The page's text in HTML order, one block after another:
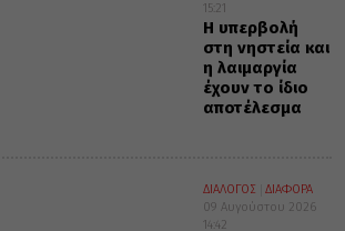
15:21
Η υπερβολή
στη νηστεία και
η λαιμαργία
έχουν το ίδιο
αποτέλεσμα
ΔΙΑΛΟΓΟΣ
ΔΙΑΦΟΡΑ
09 Αυγούστου 2026
14:42